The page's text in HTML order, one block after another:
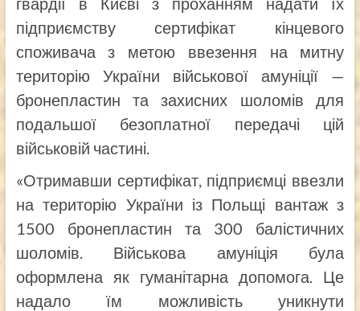
підприємству сертифікат кінцевого
споживача з метою ввезення на митну
територію України військової амуніції —
бронепластин та захисних шоломів для
подальшої безоплатної передачі цій
військовій частині.
«Отримавши сертифікат, підприємці ввезли
на територію України із Польщі вантаж з
1500 бронепластин та 300 балістичних
шоломів. Військова амуніція була
оформлена як гуманітарна допомога. Це
надало їм можливість уникнути